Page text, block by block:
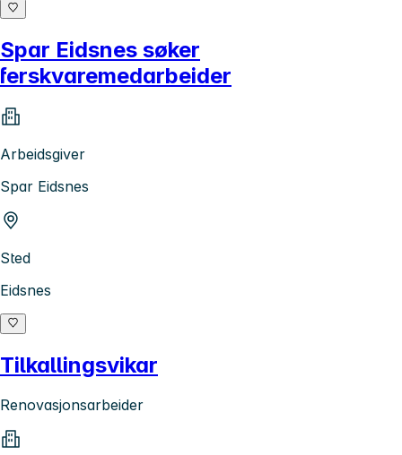
Spar Eidsnes søker
ferskvaremedarbeider
Arbeidsgiver
Spar Eidsnes
Sted
Eidsnes
Tilkallingsvikar
Renovasjonsarbeider